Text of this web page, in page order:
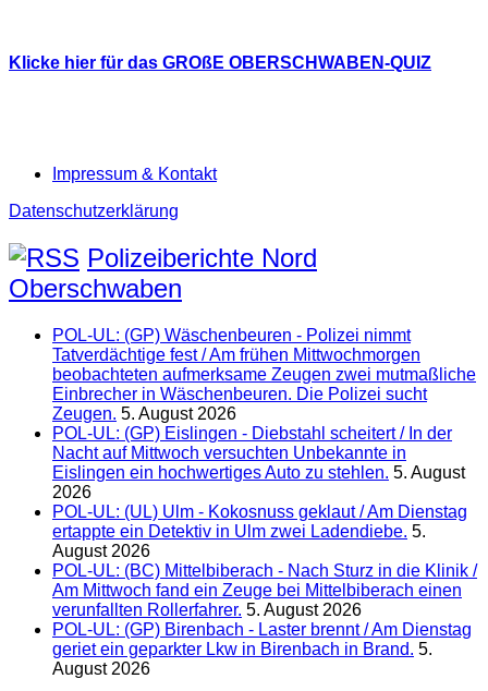
Klicke hier für das GROßE OBERSCHWABEN-QUIZ
Impressum & Kontakt
Datenschutzerklärung
Polizeiberichte Nord
Oberschwaben
POL-UL: (GP) Wäschenbeuren - Polizei nimmt
Tatverdächtige fest / Am frühen Mittwochmorgen
beobachteten aufmerksame Zeugen zwei mutmaßliche
Einbrecher in Wäschenbeuren. Die Polizei sucht
Zeugen. 5. August 2026
POL-UL: (GP) Eislingen - Diebstahl scheitert / In der
Nacht auf Mittwoch versuchten Unbekannte in
Eislingen ein hochwertiges Auto zu stehlen. 5. August
2026
POL-UL: (UL) Ulm - Kokosnuss geklaut / Am Dienstag
ertappte ein Detektiv in Ulm zwei Ladendiebe. 5.
August 2026
POL-UL: (BC) Mittelbiberach - Nach Sturz in die Klinik /
Am Mittwoch fand ein Zeuge bei Mittelbiberach einen
verunfallten Rollerfahrer. 5. August 2026
POL-UL: (GP) Birenbach - Laster brennt / Am Dienstag
geriet ein geparkter Lkw in Birenbach in Brand. 5.
August 2026